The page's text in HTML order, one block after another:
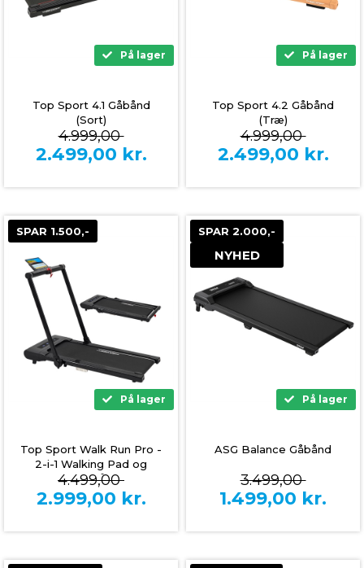
På lager
Top Sport 4.1 Gåbånd
(Sort)
4.999,00
2.499,00 kr.
På lager
Top Sport 4.2 Gåbånd
(Træ)
4.999,00
2.499,00 kr.
SPAR 1.500,-
På lager
Top Sport Walk Run Pro -
2-i-1 Walking Pad og
Løbebånd
4.499,00
2.999,00 kr.
SPAR 2.000,-
NYHED
På lager
ASG Balance Gåbånd
3.499,00
1.499,00 kr.